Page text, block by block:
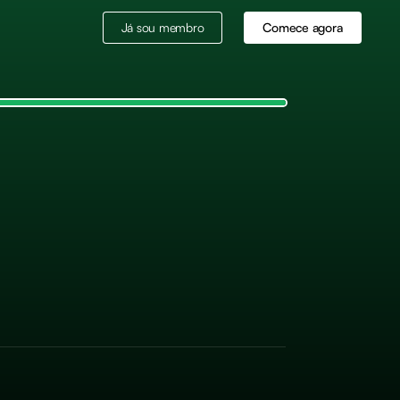
Já sou membro Comece agora